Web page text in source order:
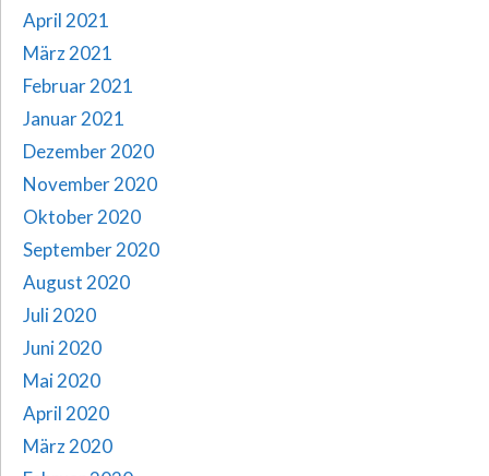
April 2021
März 2021
Februar 2021
Januar 2021
Dezember 2020
November 2020
Oktober 2020
September 2020
August 2020
Juli 2020
Juni 2020
Mai 2020
April 2020
März 2020